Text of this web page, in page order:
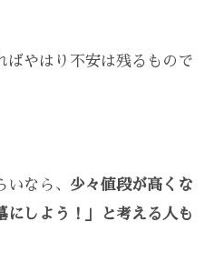
ばやはり不安は残るもので
なら、 少々値段が高くな
にしよう！」と考える人も